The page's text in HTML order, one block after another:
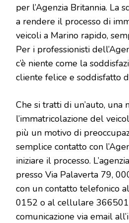
per l’Agenzia Britannia. La
a rendere il processo di
veicoli a Marino rapido,
Per i professionisti
c’è niente come la
cliente felice e soddisfatto
Che si tratti di un’auto, una
l’immatricolazione del
più un motivo di
semplice contatto con
iniziare il processo.
presso Via Palaverta 79,
con un contatto telefonico
0152 o al cellulare
comunicazione via email